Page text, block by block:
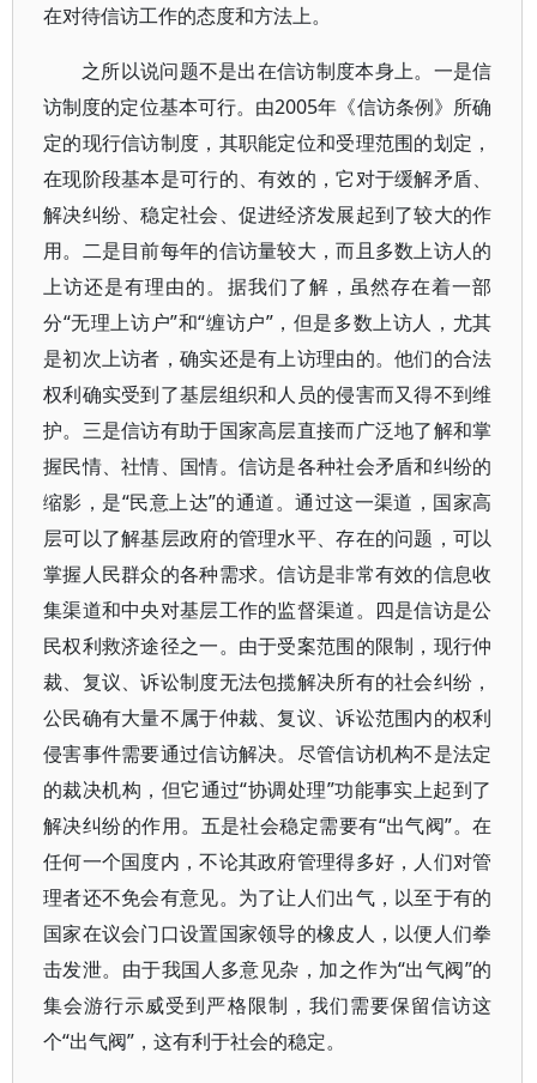
在对待信访工作的态度和方法上。
之所以说问题不是出在信访制度本身上。一是信
访制度的定位基本可行。由2005年《信访条例》所确
定的现行信访制度，其职能定位和受理范围的划定，
在现阶段基本是可行的、有效的，它对于缓解矛盾、
解决纠纷、稳定社会、促进经济发展起到了较大的作
用。二是目前每年的信访量较大，而且多数上访人的
上访还是有理由的。据我们了解，虽然存在着一部
分“无理上访户”和“缠访户”，但是多数上访人，尤其
是初次上访者，确实还是有上访理由的。他们的合法
权利确实受到了基层组织和人员的侵害而又得不到维
护。三是信访有助于国家高层直接而广泛地了解和掌
握民情、社情、国情。信访是各种社会矛盾和纠纷的
缩影，是“民意上达”的通道。通过这一渠道，国家高
层可以了解基层政府的管理水平、存在的问题，可以
掌握人民群众的各种需求。信访是非常有效的信息收
集渠道和中央对基层工作的监督渠道。四是信访是公
民权利救济途径之一。由于受案范围的限制，现行仲
裁、复议、诉讼制度无法包揽解决所有的社会纠纷，
公民确有大量不属于仲裁、复议、诉讼范围内的权利
侵害事件需要通过信访解决。尽管信访机构不是法定
的裁决机构，但它通过“协调处理”功能事实上起到了
解决纠纷的作用。五是社会稳定需要有“出气阀”。在
任何一个国度内，不论其政府管理得多好，人们对管
理者还不免会有意见。为了让人们出气，以至于有的
国家在议会门口设置国家领导的橡皮人，以便人们拳
击发泄。由于我国人多意见杂，加之作为“出气阀”的
集会游行示威受到严格限制，我们需要保留信访这
个“出气阀”，这有利于社会的稳定。